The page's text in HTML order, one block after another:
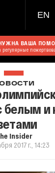
EN
ВАША
белым
Insider
2017 г., 14:23